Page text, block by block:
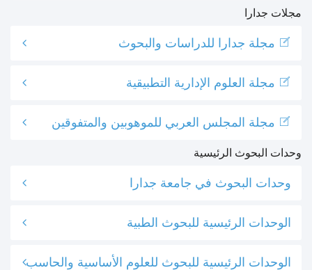
مجلات جدارا
وحدات البحوث الرئيسية
وحدات البحوث في جامعة جدارا
الوحدات الرئيسية للبحوث الطبية
الوحدات الرئيسية للبحوث للعلوم الأساسية والحاسب